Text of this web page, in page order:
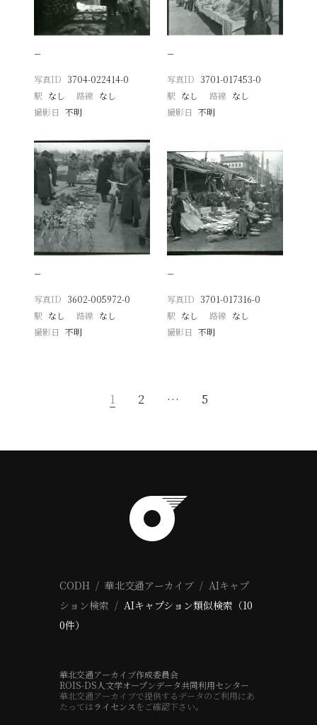
−
写真ID 3704-022414-0
駅 なし 路線 なし
撮影日
不明
−
写真ID 3701-017453-0
駅 なし 路線 なし
撮影日 不明
−
写真ID 3602-005972-0
駅 なし 路線 なし
撮影日
不明
−
写真ID 3701-017316-0
駅 なし 路線 なし
撮影日 不明
1 2 … 5
CODH 華北交通アーカイブ
AIキャプ
ション検索
AIキャプション類似検索（10
0件）
華北交通アーカイブ作成委員会
ROIS-DS人文学オープンデータ共同利用センター
華北交通アーカイブで提供するデータのご利用にあ
たってはライセンス をご確認下さい。